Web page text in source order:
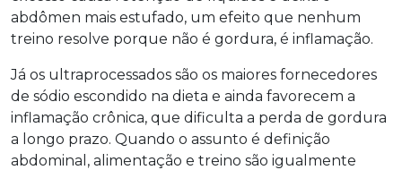
abdômen mais estufado, um efeito que nenhum
treino resolve porque não é gordura, é inflamação.
Já os ultraprocessados são os maiores fornecedores
de sódio escondido na dieta e ainda favorecem a
inflamação crônica, que dificulta a perda de gordura
a longo prazo. Quando o assunto é definição
abdominal, alimentação e treino são igualmente